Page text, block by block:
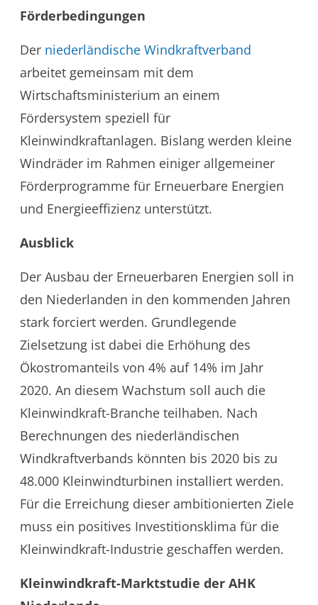
Förderbedingungen
Der niederländische Windkraftverband
arbeitet gemeinsam mit dem
Wirtschaftsministerium an einem
Fördersystem speziell für
Kleinwindkraftanlagen. Bislang werden kleine
Windräder im Rahmen einiger allgemeiner
Förderprogramme für Erneuerbare Energien
und Energieeffizienz unterstützt.
Ausblick
Der Ausbau der Erneuerbaren Energien soll in
den Niederlanden in den kommenden Jahren
stark forciert werden. Grundlegende
Zielsetzung ist dabei die Erhöhung des
Ökostromanteils von 4% auf 14% im Jahr
2020. An diesem Wachstum soll auch die
Kleinwindkraft-Branche teilhaben. Nach
Berechnungen des niederländischen
Windkraftverbands könnten bis 2020 bis zu
48.000 Kleinwindturbinen installiert werden.
Für die Erreichung dieser ambitionierten Ziele
muss ein positives Investitionsklima für die
Kleinwindkraft-Industrie geschaffen werden.
Kleinwindkraft-Marktstudie der AHK